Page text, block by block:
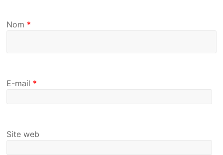
Nom *
E-mail *
Site web